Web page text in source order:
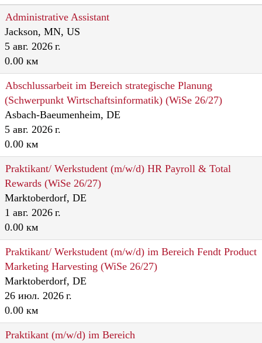
Administrative Assistant
Jackson, MN, US
5 авг. 2026 г.
0.00 км
Abschlussarbeit im Bereich strategische Planung
(Schwerpunkt Wirtschaftsinformatik) (WiSe 26/27)
Asbach-Baeumenheim, DE
5 авг. 2026 г.
0.00 км
Praktikant/ Werkstudent (m/w/d) HR Payroll & Total
Rewards (WiSe 26/27)
Marktoberdorf, DE
1 авг. 2026 г.
0.00 км
Praktikant/ Werkstudent (m/w/d) im Bereich Fendt Product
Marketing Harvesting (WiSe 26/27)
Marktoberdorf, DE
26 июл. 2026 г.
0.00 км
Praktikant (m/w/d) im Bereich